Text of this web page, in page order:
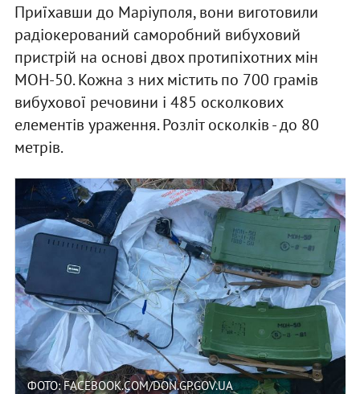
Приїхавши до Маріуполя, вони виготовили
радіокерований саморобний вибуховий
пристрій на основі двох протипіхотних мін
МОН-50. Кожна з них містить по 700 грамів
вибухової речовини і 485 осколкових
елементів ураження. Розліт осколків - до 80
метрів.
ФОТО: FACEBOOK.COM/DON.GP.GOV.UA